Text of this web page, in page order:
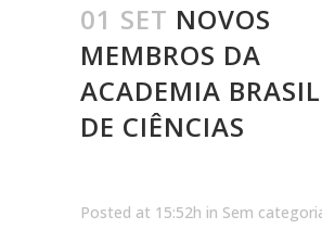
01 SET NOVOS
MEMBROS DA
ACADEMIA
DE CIÊNCIAS
Posted at 15:52h in Sem